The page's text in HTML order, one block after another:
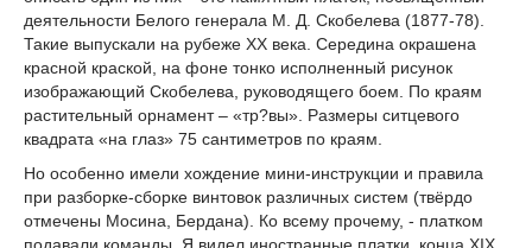
деятельности Белого генерала М. Д. Скобелева (1877-78).
Такие выпускали на рубеже ХХ века. Середина окрашена
красной краской, на фоне тонко исполненный рисунок
изображающий Скобелева, руководящего боем. По краям
растительный орнамент – «тр?вы». Размеры ситцевого
квадрата «на глаз» 75 сантиметров по краям.
Но особенно имели хождение мини-инструкции и правила
при разборке-сборке винтовок различных систем (твёрдо
отмечены Мосина, Бердана). Ко всему прочему, - платком